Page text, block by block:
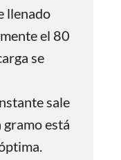
llenado
el 80
se
sale
gramo está